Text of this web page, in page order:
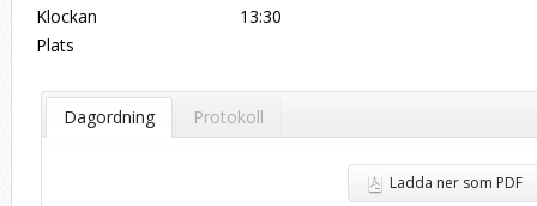
Klockan
13:30
Plats
Dagordning Protokoll
Ladda ner som PDF